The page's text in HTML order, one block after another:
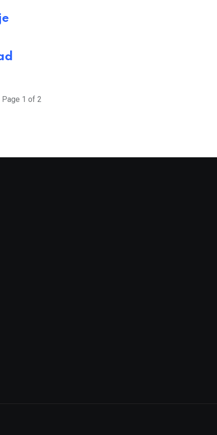
Page 1 of 2